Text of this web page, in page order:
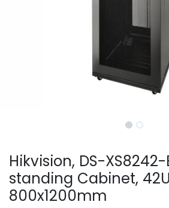
Hikvision, DS-
standing Cabinet,
800x1200mm